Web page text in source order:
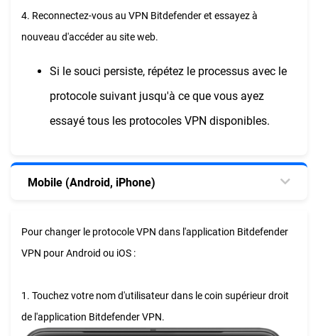
4. Reconnectez-vous au VPN Bitdefender et essayez à
nouveau d'accéder au site web.
Si le souci persiste, répétez le processus avec le
protocole suivant jusqu'à ce que vous ayez
essayé tous les protocoles VPN disponibles.
Mobile (Android, iPhone)
Pour changer le protocole VPN dans l'application Bitdefender
VPN pour Android ou iOS :
1. Touchez votre nom d'utilisateur dans le coin supérieur droit
de l'application Bitdefender VPN.